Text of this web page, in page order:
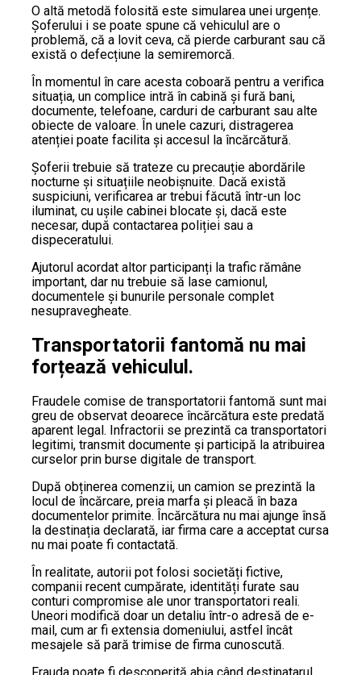
O altă metodă folosită este simularea unei urgențe.
Șoferului i se poate spune că vehiculul are o
problemă, că a lovit ceva, că pierde carburant sau că
există o defecțiune la semiremorcă.
În momentul în care acesta coboară pentru a verifica
situația, un complice intră în cabină și fură bani,
documente, telefoane, carduri de carburant sau alte
obiecte de valoare. În unele cazuri, distragerea
atenției poate facilita și accesul la încărcătură.
Șoferii trebuie să trateze cu precauție abordările
nocturne și situațiile neobișnuite. Dacă există
suspiciuni, verificarea ar trebui făcută într-un loc
iluminat, cu ușile cabinei blocate și, dacă este
necesar, după contactarea poliției sau a
dispeceratului.
Ajutorul acordat altor participanți la trafic rămâne
important, dar nu trebuie să lase camionul,
documentele și bunurile personale complet
nesupravegheate.
Transportatorii fantomă nu mai
forțează vehiculul.
Fraudele comise de transportatorii fantomă sunt mai
greu de observat deoarece încărcătura este predată
aparent legal. Infractorii se prezintă ca transportatori
legitimi, transmit documente și participă la atribuirea
curselor prin burse digitale de transport.
După obținerea comenzii, un camion se prezintă la
locul de încărcare, preia marfa și pleacă în baza
documentelor primite. Încărcătura nu mai ajunge însă
la destinația declarată, iar firma care a acceptat cursa
nu mai poate fi contactată.
În realitate, autorii pot folosi societăți fictive,
companii recent cumpărate, identități furate sau
conturi compromise ale unor transportatori reali.
Uneori modifică doar un detaliu într-o adresă de e-
mail, cum ar fi extensia domeniului, astfel încât
mesajele să pară trimise de firma cunoscută.